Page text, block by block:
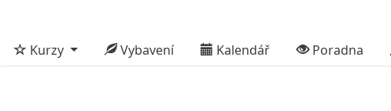
Kurzy Vybavení Kalendář Poradna